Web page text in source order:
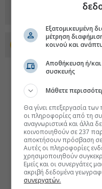
Προσθέστε το
Εξατομικευμένη
μέτρηση
κοινού και
Αποθήκευση ή/
συσκευής
Μάθετε
Θα γίνει επεξεργασία
οι πληροφορίες από τη
αναγνωριστικά και άλλα
κοινοποιηθούν σε 237
αποκτήσουν πρόσβαση
Αυτές οι πληροφορίες
χρησιμοποιηθούν
Εμείς και οι συνεργάτες
ακριβή δεδομένα
συνεργατών.